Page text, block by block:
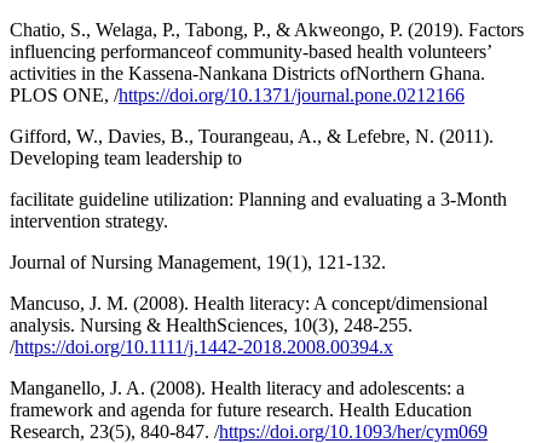
Chatio, S., Welaga, P., Tabong, P., & Akweongo, P. (2019). Factors
influencing performanceof community-based health volunteers’
activities in the Kassena-Nankana Districts ofNorthern Ghana.
PLOS ONE, /https://doi.org/10.1371/journal.pone.0212166
Gifford, W., Davies, B., Tourangeau, A., & Lefebre, N. (2011).
Developing team leadership to
facilitate guideline utilization: Planning and evaluating a 3-Month
intervention strategy.
Journal of Nursing Management, 19(1), 121-132.
Mancuso, J. M. (2008). Health literacy: A concept/dimensional
analysis. Nursing & HealthSciences, 10(3), 248-255.
/https://doi.org/10.1111/j.1442-2018.2008.00394.x
Manganello, J. A. (2008). Health literacy and adolescents: a
framework and agenda for future research. Health Education
Research, 23(5), 840-847. /https://doi.org/10.1093/her/cym069